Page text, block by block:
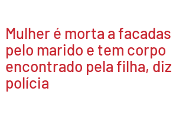
Mulher é morta a facadas
pelo marido e tem corpo
encontrado pela filha, diz
polícia